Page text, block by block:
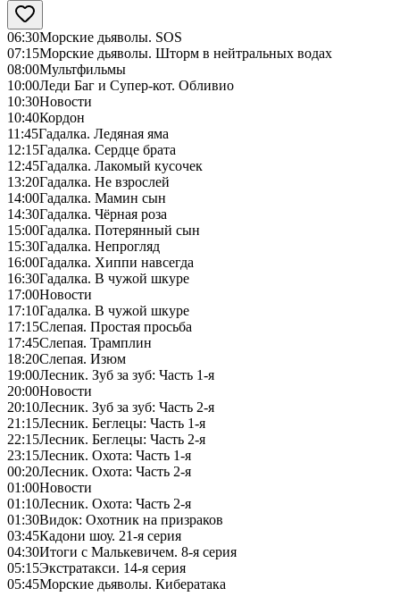
06:30Морские дьяволы. SOS
07:15Морские дьяволы. Шторм в нейтральных водах
08:00Мультфильмы
10:00Леди Баг и Супер-кот. Обливио
10:30Новости
10:40Кордон
11:45Гадалка. Ледяная яма
12:15Гадалка. Сердце брата
12:45Гадалка. Лакомый кусочек
13:20Гадалка. Не взрослей
14:00Гадалка. Мамин сын
14:30Гадалка. Чёрная роза
15:00Гадалка. Потерянный сын
15:30Гадалка. Непрогляд
16:00Гадалка. Хиппи навсегда
16:30Гадалка. В чужой шкуре
17:00Новости
17:10Гадалка. В чужой шкуре
17:15Слепая. Простая просьба
17:45Слепая. Трамплин
18:20Слепая. Изюм
19:00Лесник. Зуб за зуб: Часть 1-я
20:00Новости
20:10Лесник. Зуб за зуб: Часть 2-я
21:15Лесник. Беглецы: Часть 1-я
22:15Лесник. Беглецы: Часть 2-я
23:15Лесник. Охота: Часть 1-я
00:20Лесник. Охота: Часть 2-я
01:00Новости
01:10Лесник. Охота: Часть 2-я
01:30Видок: Охотник на призраков
03:45Кадони шоу. 21-я серия
04:30Итоги с Малькевичем. 8-я серия
05:15Экстратакси. 14-я серия
05:45Морские дьяволы. Кибератака